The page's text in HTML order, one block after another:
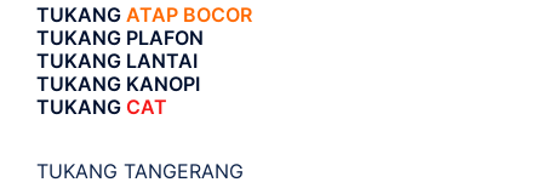
TUKANG ATAP BOCOR
TUKANG PLAFON
TUKANG LANTAI
TUKANG KANOPI
TUKANG CAT
TUKANG TANGERANG